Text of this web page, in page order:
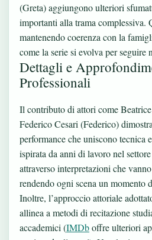
(Greta) aggiungono ulteriori
importanti alla trama complessiva.
mantenendo coerenza con la
come la serie si evolva per seguire
Dettagli e
Professionali
Il contributo di attori come
Federico Cesari (Federico)
performance che uniscono tecnica
ispirata da anni di lavoro nel
attraverso interpretazioni che
rendendo ogni scena un momento
Inoltre, l’approccio attoriale
allinea a metodi di recitazione
accademici (IMDboffre ulteriori